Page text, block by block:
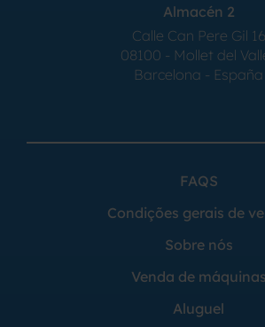
Almacén 2
Calle Can Pere Gil 16
08100 - Mollet del
Barcelona - España
FAQS
Condições gerais de
Sobre nós
Venda de máquinas
Aluguel